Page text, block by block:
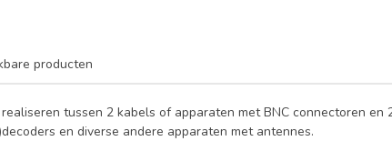
producten
tussen 2 kabels of apparaten met BNC connectoren
en diverse andere apparaten met antennes.